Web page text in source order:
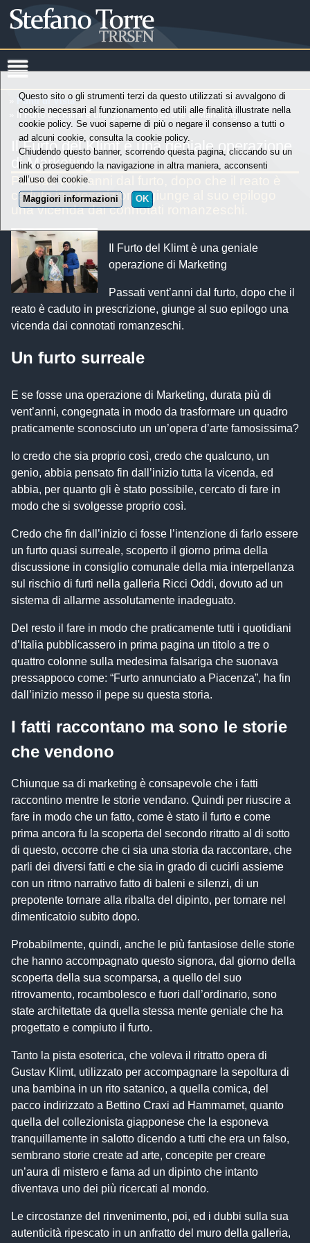
Punti di Vista
» Il Furto del Klimt è una geniale operazione di Marketing
Il Furto del Klimt è una geniale operazione
di Marketing
Passati vent’anni dal furto, dopo che il reato è
caduto in prescrizione, giunge al suo epilogo
una vicenda dai connotati romanzeschi.
Il Furto del Klimt è una geniale
operazione di Marketing
Passati vent’anni dal furto, dopo che il
reato è caduto in prescrizione, giunge al suo epilogo una
vicenda dai connotati romanzeschi.
Un furto surreale
E se fosse una operazione di Marketing, durata più di
vent’anni, congegnata in modo da trasformare un quadro
praticamente sconosciuto un un’opera d’arte famosissima?
Io credo che sia proprio così, credo che qualcuno, un
genio, abbia pensato fin dall’inizio tutta la vicenda, ed
abbia, per quanto gli è stato possibile, cercato di fare in
modo che si svolgesse proprio così.
Credo che fin dall’inizio ci fosse l’intenzione di farlo essere
un furto quasi surreale, scoperto il giorno prima della
discussione in consiglio comunale della mia interpellanza
sul rischio di furti nella galleria Ricci Oddi, dovuto ad un
sistema di allarme assolutamente inadeguato.
Del resto il fare in modo che praticamente tutti i quotidiani
d’Italia pubblicassero in prima pagina un titolo a tre o
quattro colonne sulla medesima falsariga che suonava
pressappoco come: “Furto annunciato a Piacenza”, ha fin
dall’inizio messo il pepe su questa storia.
I fatti raccontano ma sono le storie
che vendono
Chiunque sa di marketing è consapevole che i fatti
raccontino mentre le storie vendano. Quindi per riuscire a
fare in modo che un fatto, come è stato il furto e come
prima ancora fu la scoperta del secondo ritratto al di sotto
di questo, occorre che ci sia una storia da raccontare, che
parli dei diversi fatti e che sia in grado di cucirli assieme
con un ritmo narrativo fatto di baleni e silenzi, di un
prepotente tornare alla ribalta del dipinto, per tornare nel
dimenticatoio subito dopo.
Probabilmente, quindi, anche le più fantasiose delle storie
che hanno accompagnato questo signora, dal giorno della
scoperta della sua scomparsa, a quello del suo
ritrovamento, rocambolesco e fuori dall’ordinario, sono
state architettate da quella stessa mente geniale che ha
progettato e compiuto il furto.
Tanto la pista esoterica, che voleva il ritratto opera di
Gustav Klimt, utilizzato per accompagnare la sepoltura di
una bambina in un rito satanico, a quella comica, del
pacco indirizzato a Bettino Craxi ad Hammamet, quanto
quella del collezionista giapponese che la esponeva
tranquillamente in salotto dicendo a tutti che era un falso,
sembrano storie create ad arte, concepite per creare
un’aura di mistero e fama ad un dipinto che intanto
diventava uno dei più ricercati al mondo.
Le circostanze del rinvenimento, poi, ed i dubbi sulla sua
autenticità ripescato in un anfratto del muro della galleria,
Questo sito o gli strumenti terzi da questo utilizzati si avvalgono di
cookie necessari al funzionamento ed utili alle finalità illustrate nella
cookie policy. Se vuoi saperne di più o negare il consenso a tutti o
ad alcuni cookie, consulta la cookie policy.
Chiudendo questo banner, scorrendo questa pagina, cliccando su un
link o proseguendo la navigazione in altra maniera, acconsenti
all’uso dei cookie.
Maggiori informazioni
OK